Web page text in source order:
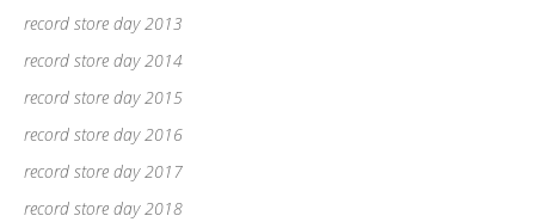
record store day 2013
record store day 2014
record store day 2015
record store day 2016
record store day 2017
record store day 2018